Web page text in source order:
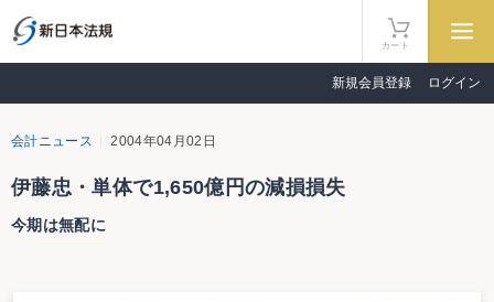
カート
新規会員登録 ログイン
会計ニュース 2004年04月02日
伊藤忠・単体で1,650億円の減損損失
今期は無配に